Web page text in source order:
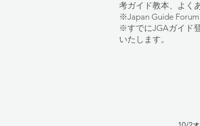
考ガイド教本、よく
※Japan Guide
※すでにJGAガイド
いたします。